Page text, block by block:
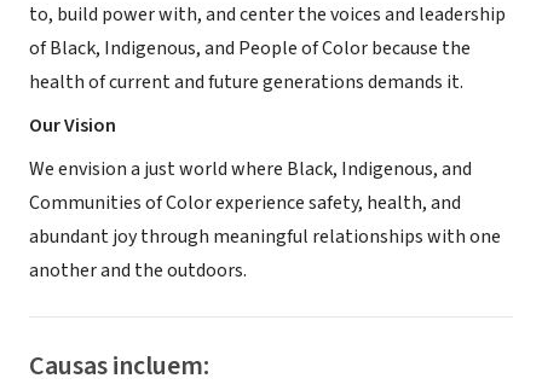
to, build power with, and center the voices and leadership
of Black, Indigenous, and People of Color because the
health of current and future generations demands it.
Our Vision
We envision a just world where Black, Indigenous, and
Communities of Color experience safety, health, and
abundant joy through meaningful relationships with one
another and the outdoors.
Causas incluem: